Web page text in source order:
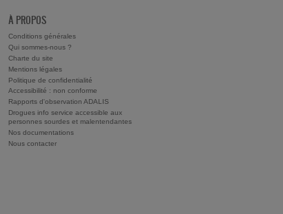
À PROPOS
Conditions générales
Qui sommes-nous ?
Charte du site
Mentions légales
Politique de confidentialité
Accessibilité : non conforme
Rapports d'observation ADALIS
Drogues info service accessible aux
personnes sourdes et malentendantes
Nos documentations
Nous contacter